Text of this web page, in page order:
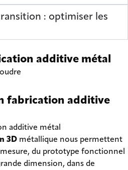
: optimiser les
additive métal
fabrication additive
additive métal
3D métallique nous permettent
du prototype fonctionnel
dimension, dans de